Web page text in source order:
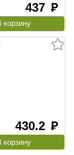
437 руб
430.2 руб